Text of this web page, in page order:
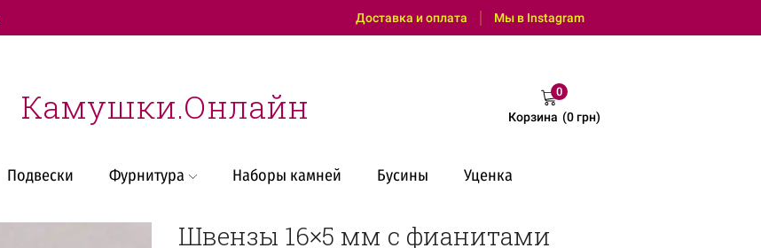
Техническая поддержка: (095) 0 600 550 (Viber, Telegram, с 9:00 до 18:00)
Доставка и оплата Мы в Instagram
Камушки.Онлайн 0
Корзина (0грн)
Подвески Фурнитура Наборы камней Бусины Уценка
Швензы 16×5 мм с фианитами